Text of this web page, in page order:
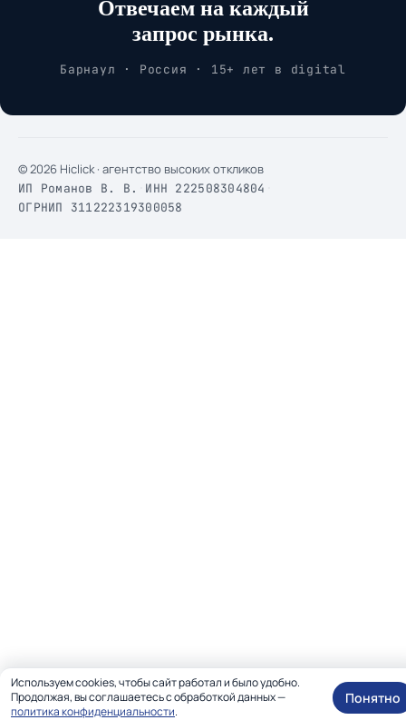
Отвечаем на каждый
запрос рынка.
Барнаул · Россия · 15+ лет в digital
© 2026 Hiclick · агентство высоких откликов
ИП Романов В. В. ИНН 222508304804
ОГРНИП 311222319300058
Используем cookies, чтобы сайт работал и было удобно.
Продолжая, вы соглашаетесь с обработкой данных —
политика конфиденциальности.
Понятно